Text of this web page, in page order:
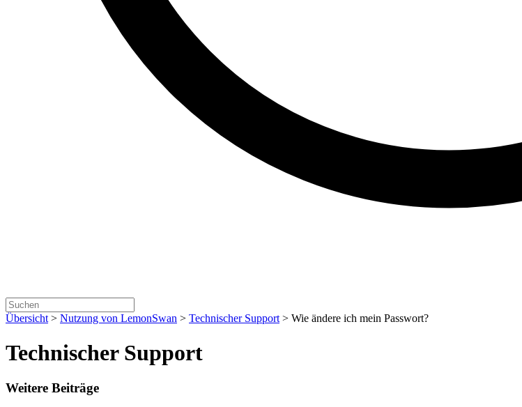
Übersicht > Nutzung von LemonSwan > Technischer Support > Wie ändere ich mein Passwort?
Technischer Support
Weitere Beiträge